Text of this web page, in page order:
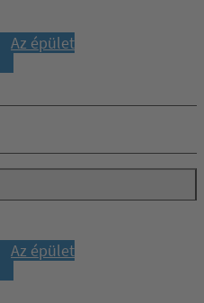
Az épület
Az épület